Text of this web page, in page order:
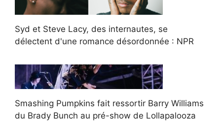
Syd et Steve Lacy, des internautes, se
délectent d'une romance désordonnée : NPR
Smashing Pumpkins fait ressortir Barry Williams
du Brady Bunch au pré-show de Lollapalooza